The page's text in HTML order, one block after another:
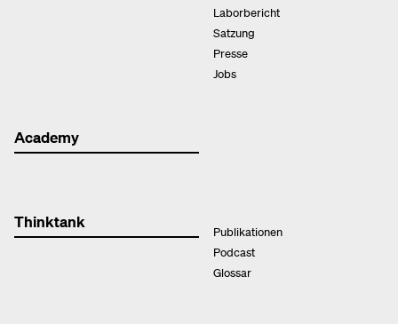
Laborbericht
Satzung
Presse
Jobs
Academy
Thinktank
Publikationen
Podcast
Glossar